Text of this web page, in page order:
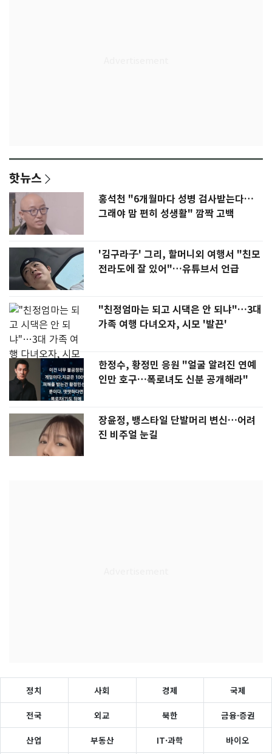
핫뉴스
홍석천 "6개월마다 성병 검사받는다…
그래야 맘 편히 성생활" 깜짝 고백
'김구라子' 그리, 할머니외 여행서 "친모
전라도에 잘 있어"…유튜브서 언급
"친정엄마는 되고 시댁은 안 되냐"…3대
가족 여행 다녀오자, 시모 '발끈'
한정수, 황정민 응원 "얼굴 알려진 연예
인만 호구…폭로녀도 신분 공개해라"
장윤정, 뱅스타일 단발머리 변신…어려
진 비주얼 눈길
정치 사회 경제 국제
전국 외교 북한 금융·증권
산업 부동산 IT·과학 바이오